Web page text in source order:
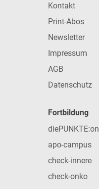
Kontakt
Print-Abos
Newsletter
Impressum
AGB
Datenschutz
Fortbildung
diePUNKTE:on
apo-campus
check-innere
check-onko